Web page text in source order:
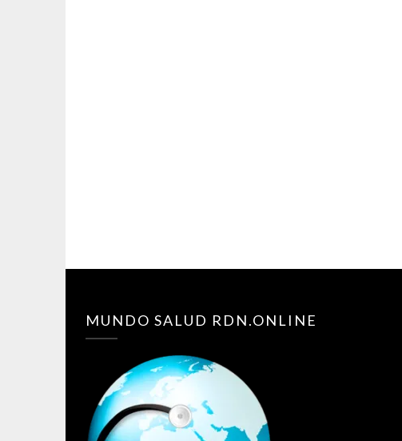
MUNDO SALUD RDN.ONLINE